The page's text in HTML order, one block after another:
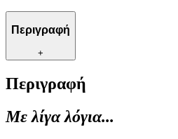
Περιγραφή
+
Περιγραφή
Με λίγα λόγια...